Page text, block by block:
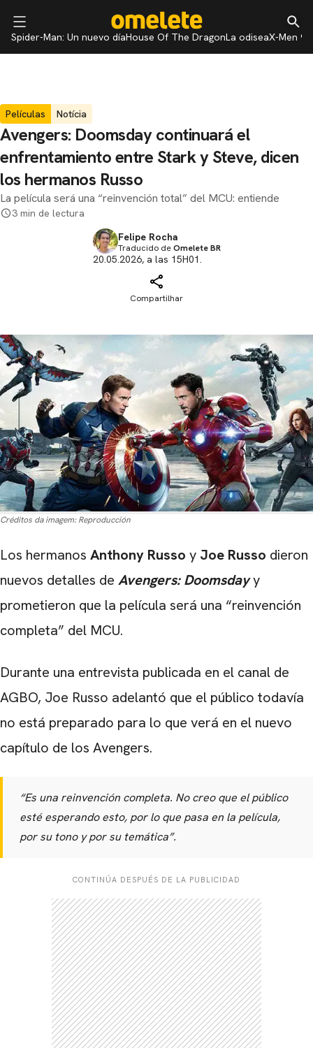
Spider-Man: Un nuevo díaHouse Of The DragonLa odiseaX-Men 97
Películas Notícia
Avengers: Doomsday continuará el
enfrentamiento entre Stark y Steve, dicen
los hermanos Russo
La película será una “reinvención total” del MCU: entiende
3 min de lectura
Felipe Rocha
Traducido deOmelete BR
20.05.2026, a las 15H01.
Compartilhar
Créditos da imagem: Reproducción
Los hermanos Anthony Russo y Joe Russo dieron
nuevos detalles de Avengers: Doomsdayy
prometieron que la película será una “reinvención
completa” del MCU.
Durante una entrevista publicada en el canal de
AGBO, Joe Russo adelantó que el público todavía
no está preparado para lo que verá en el nuevo
capítulo de los Avengers.
“Es una reinvención completa. No creo que el público
esté esperando esto, por lo que pasa en la película,
por su tono y por su temática”.
CONTINÚA DESPUÉS DE LA PUBLICIDAD